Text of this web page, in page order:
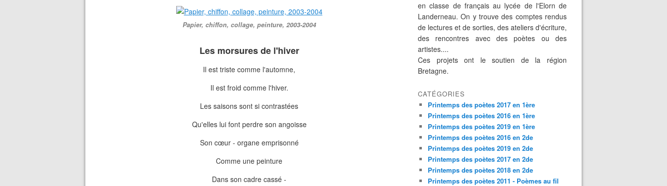
Papier, chiffon, collage, peinture, 2003-2004
Les morsures de l'hiver
Il est triste comme l'automne,
Il est froid comme l'hiver.
Les saisons sont si contrastées
Qu'elles lui font perdre son angoisse
Son cœur - organe emprisonné
Comme une peinture
Dans son cadre cassé -
en classe de français au lycée de l'Elorn de
Landerneau. On y trouve des comptes rendus
de lectures et de sorties, des ateliers d'écriture,
des rencontres avec des poètes ou des
artistes....
Ces projets ont le soutien de la région
Bretagne.
CATÉGORIES
Printemps des poètes 2017 en 1ère
Printemps des poètes 2016 en 1ère
Printemps des poètes 2019 en 1ère
Printemps des poètes 2016 en 2de
Printemps des poètes 2019 en 2de
Printemps des poètes 2017 en 2de
Printemps des poètes 2018 en 2de
Printemps des poètes 2011 - Poèmes au fil